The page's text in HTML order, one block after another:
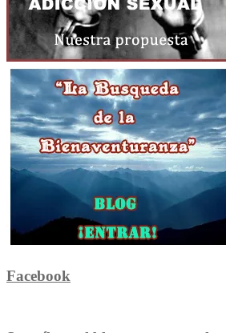
Facebook